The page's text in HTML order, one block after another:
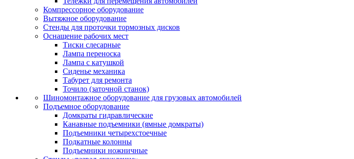
Компрессорное оборудование
Вытяжное оборудование
Стенды для проточки тормозных дисков
Оснащение рабочих мест
Тиски слесарные
Лампа переноска
Лампа с катушкой
Сиденье механика
Табурет для ремонта
Точило (заточной станок)
Шиномонтажное оборудование для грузовых автомобилей
Подъемное оборудование
Домкраты гидравлические
Канавные подъемники (ямные домкраты)
Подъемники четырехстоечные
Подкатные колонны
Подъемники ножничные